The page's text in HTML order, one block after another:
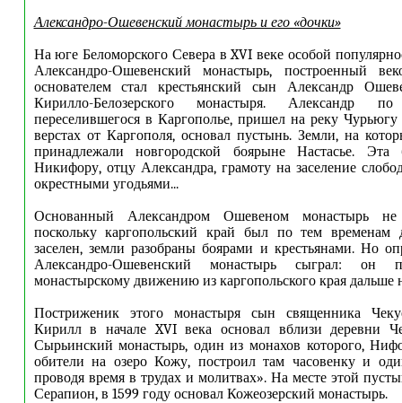
Александро-Ошевенский монастырь и его «дочки»
На юге Беломорского Севера в XVI веке особой
Александро-Ошевенский монастырь, построенный
основателем стал крестьянский сын Александр
Кирилло-Белозерского монастыря. Александр
переселившегося в Каргополье, пришел на реку Чурьюгу
верстах от Каргополя, основал пустынь. Земли, на
принадлежали новгородской боярыне Настасье. Эта
Никифору, отцу Александра, грамоту на заселение
окрестными угодьями...
Основанный Александром Ошевеном монастырь
поскольку каргопольский край был по тем временам
заселен, земли разобраны боярами и крестьянами. Но
Александро-Ошевенский монастырь сыграл: он
монастырскому движению из каргопольского края дальше
Постриженик этого монастыря сын священника
Кирилл в начале XVI века основал вблизи деревни
Сырьинский монастырь, один из монахов которого,
обители на озеро Кожу, построил там часовенку и
проводя время в трудах и молитвах». На месте этой
Серапион, в 1599 году основал Кожеозерский монастырь.